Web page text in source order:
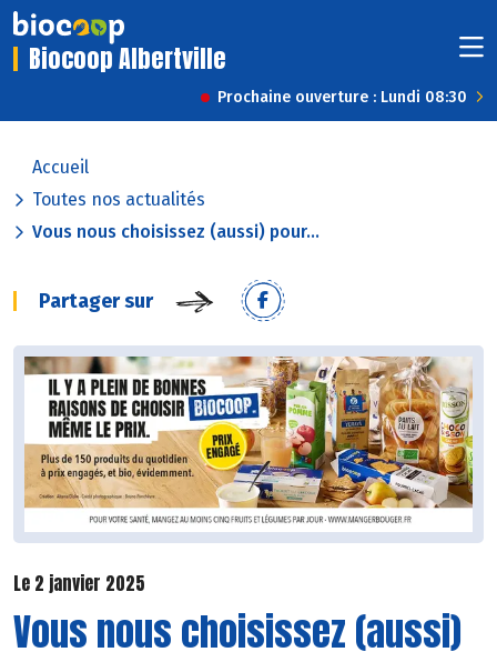
Biocoop Albertville
Prochaine ouverture : Lundi 08:30
Accueil
Toutes nos actualités
Vous nous choisissez (aussi) pour...
Partager sur
Le 2 janvier 2025
Vous nous choisissez (aussi)